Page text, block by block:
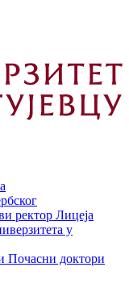
ректор Лицеја
у
Почасни доктори